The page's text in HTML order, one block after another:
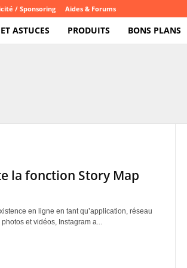
/ Sponsoring Aides & Forums
ASTUCES PRODUITS BONS PLANS
la fonction Story Map
en ligne en tant qu’application, réseau
et vidéos, Instagram a...